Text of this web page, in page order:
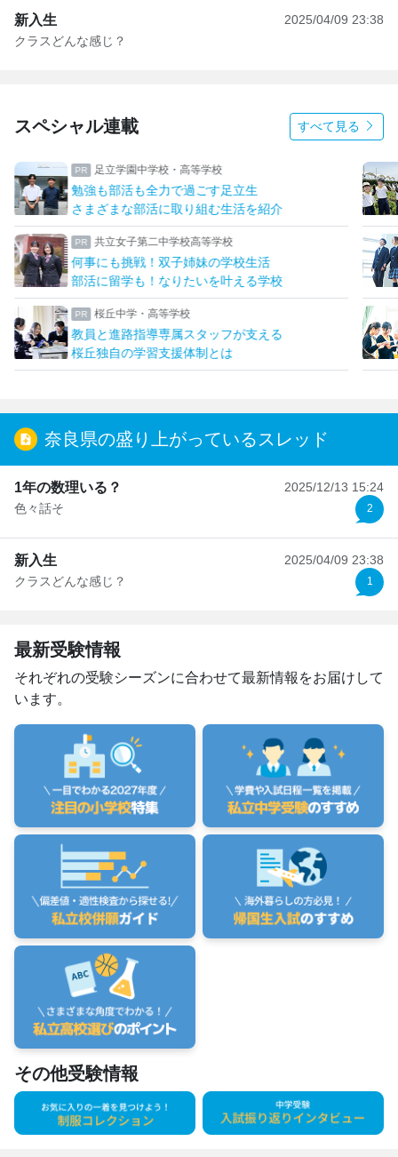
新入生
2025/04/09 23:38
クラスどんな感じ？
スペシャル連載 すべて見る
足立学園中学校・高等学校
勉強も部活も全力で過ごす足立生
さまざまな部活に取り組む生活を紹介
共立女子第二中学校高等学校
何事にも挑戦！双子姉妹の学校生活
部活に留学も！なりたいを叶える学校
桜丘中学・高等学校
教員と進路指導専属スタッフが支える
桜丘独自の学習支援体制とは
奈良県の盛り上がっているスレッド
1年の数理いる？
2025/12/13 15:24
色々話そ
2
新入生
2025/04/09 23:38
クラスどんな感じ？
1
最新受験情報
それぞれの受験シーズンに合わせて最新情報をお届けして
います。
その他受験情報